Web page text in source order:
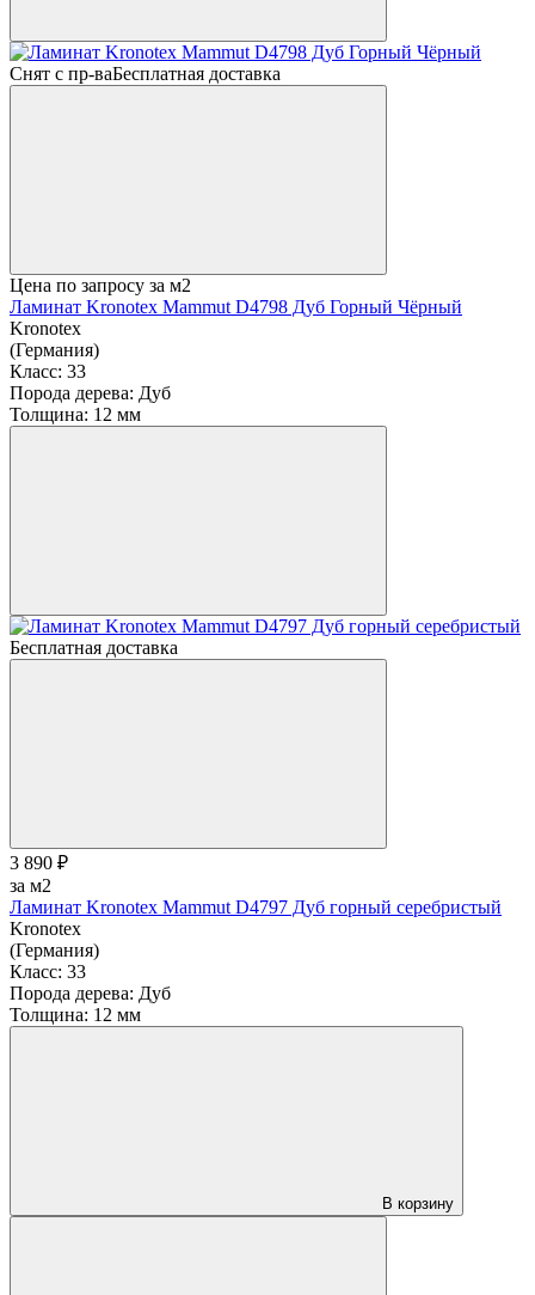
Снят с пр-ваБесплатная доставка
Цена по запросу за м2
Ламинат Kronotex Mammut D4798 Дуб Горный Чёрный
Kronotex
(Германия)
Класс: 33
Порода дерева: Дуб
Толщина: 12 мм
Бесплатная доставка
3 890 ₽
за м2
Ламинат Kronotex Mammut D4797 Дуб горный серебристый
Kronotex
(Германия)
Класс: 33
Порода дерева: Дуб
Толщина: 12 мм
В корзину